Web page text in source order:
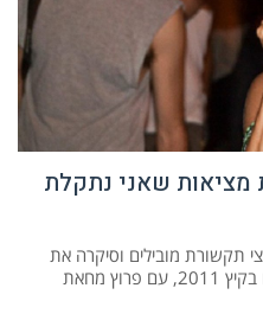
מציאות שאני נתקלת
תקשורת מובילים וסיקרה את
מחאת